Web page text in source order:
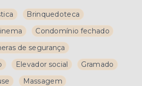
Brinquedoteca
Condomínio fechado
de segurança
Elevador social
Gramado
Massagem